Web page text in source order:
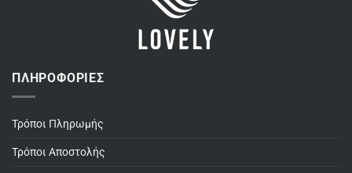
ΠΛΗΡΟΦΟΡΊΕΣ
Τρόποι Πληρωμής
Τρόποι Αποστολής